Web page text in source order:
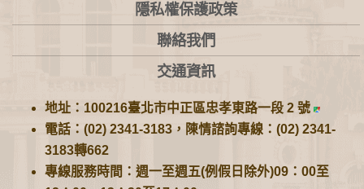
隱私權保護政策
聯絡我們
交通資訊
地址：100216臺北市中正區忠孝東路一段 2 號
電話：(02) 2341-3183，陳情諮詢專線：(02) 2341-
3183轉662
專線服務時間：週一至週五(例假日除外)09：00至